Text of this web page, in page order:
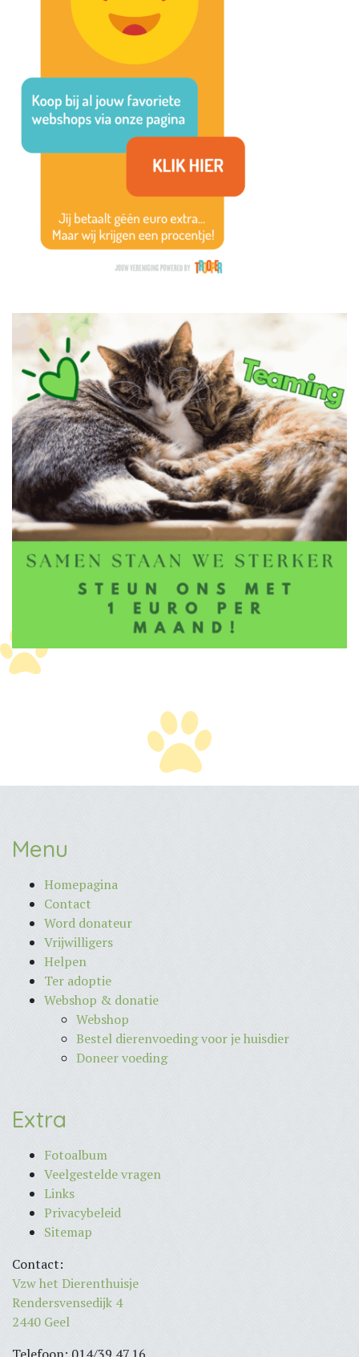
Menu
Homepagina
Contact
Word donateur
Vrijwilligers
Helpen
Ter adoptie
Webshop & donatie
Webshop
Bestel dierenvoeding voor je huisdier
Doneer voeding
Extra
Fotoalbum
Veelgestelde vragen
Links
Privacybeleid
Sitemap
Contact:
Vzw het Dierenthuisje
Rendersvensedijk 4
2440 Geel